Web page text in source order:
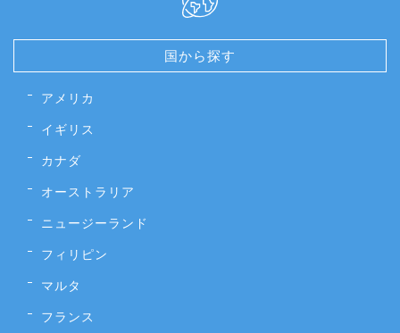
国から探す
アメリカ
イギリス
カナダ
オーストラリア
ニュージーランド
フィリピン
マルタ
フランス